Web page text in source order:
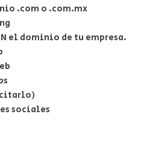
.com o .com.mx
el dominio de tu empresa.
sociales